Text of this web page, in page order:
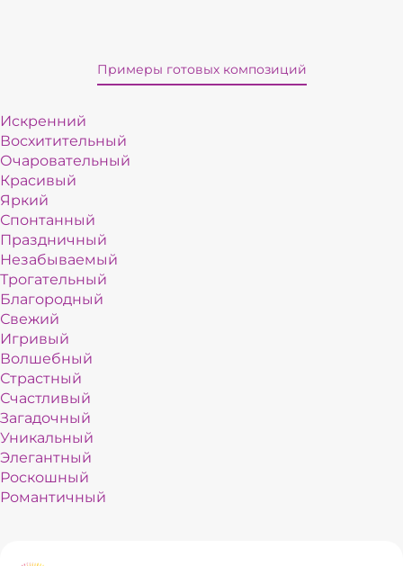
Примеры готовых композиций
Искренний
Восхитительный
Очаровательный
Красивый
Яркий
Спонтанный
Праздничный
Незабываемый
Трогательный
Благородный
Свежий
Игривый
Волшебный
Страстный
Счастливый
Загадочный
Уникальный
Элегантный
Роскошный
Романтичный